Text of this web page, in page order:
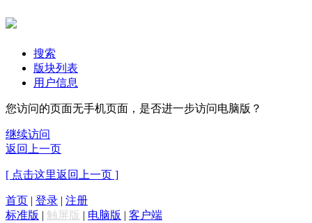
搜索
版块列表
用户信息
您访问的页面无手机页面，是否进一步访问电脑版？
继续访问
返回上一页
[ 点击这里返回上一页 ]
首页 | 登录 | 注册
标准版 | 触屏版 | 电脑版 | 客户端